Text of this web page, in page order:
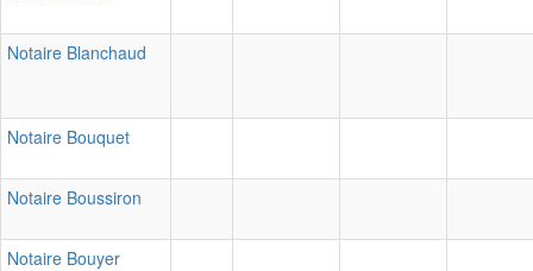
Notaire Blanchaud
Notaire Bouquet
Notaire Boussiron
Notaire Bouyer